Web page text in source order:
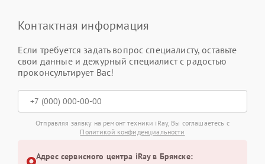
Контактная информация
Если требуется задать вопрос специалисту, оставьте
свои данные и дежурный специалист с радостью
проконсультирует Вас!
Отправляя заявку на ремонт техники iRay, Вы соглашаетесь с
Политикой конфиденциальности
Адрес сервисного центра iRay в Брянске: